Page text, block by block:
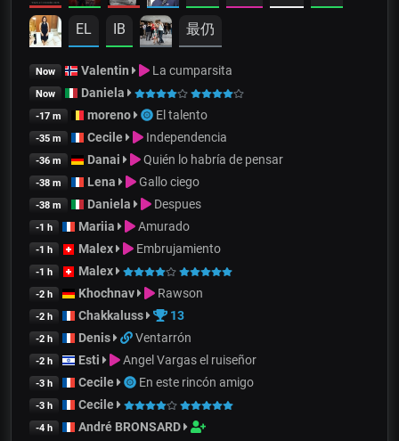
EL IB 最仍
Now Valentin La cumparsita
Now Daniela
-17 m moreno El talento
-35 m Cecile Independencia
-36 m Danai Quién lo habría de pensar
-38 m Lena Gallo ciego
-38 m Daniela Despues
-1 h Mariia Amurado
-1 h Malex Embrujamiento
-1 h Malex
-2 h Khochnav Rawson
-2 h Chakkaluss 13
-2 h Denis Ventarrón
-2 h Esti Angel Vargas el ruiseñor
-3 h Cecile En este rincón amigo
-3 h Cecile
-4 h André BRONSARD